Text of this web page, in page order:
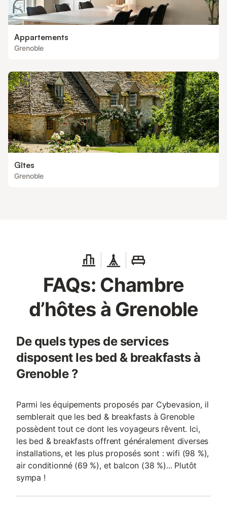
Appartements
Grenoble
Gîtes
Grenoble
FAQs: Chambre
d’hôtes à Grenoble
De quels types de services
disposent les bed & breakfasts à
Grenoble ?
Parmi les équipements proposés par Cybevasion, il
semblerait que les bed & breakfasts à Grenoble
possèdent tout ce dont les voyageurs rêvent. Ici,
les bed & breakfasts offrent généralement diverses
installations, et les plus proposés sont : wifi (98 %),
air conditionné (69 %), et balcon (38 %)... Plutôt
sympa !